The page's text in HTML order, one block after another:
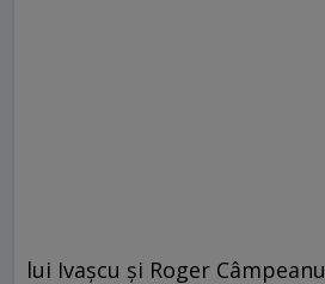
lui Ivaşcu şi Roger Câmpeanu